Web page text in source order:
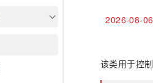
2026-08-06
该类用于控制